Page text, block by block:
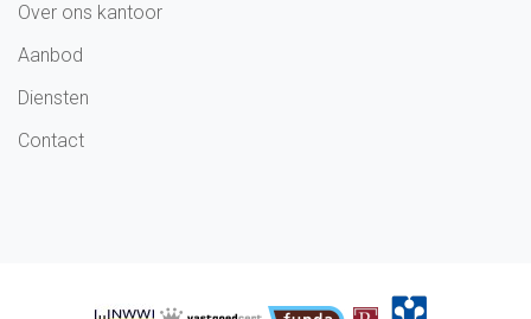
Over ons kantoor
Aanbod
Diensten
Contact